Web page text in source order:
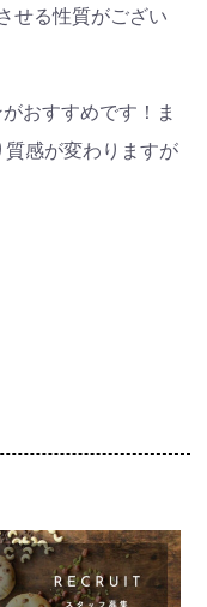
せる性質がござい
おすすめです！ ま
感が変わりますが